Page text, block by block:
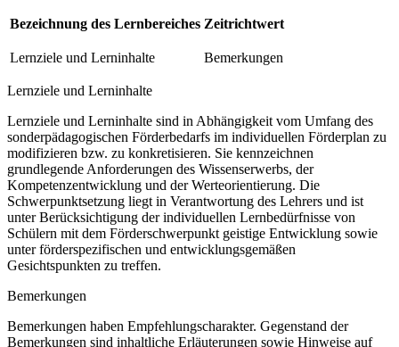
Bezeichnung des Lernbereiches Zeitrichtwert
Lernziele und Lerninhalte Bemerkungen
Lernziele und Lerninhalte
Lernziele und Lerninhalte sind in Abhängigkeit vom Umfang des
sonderpädagogischen Förderbedarfs im individuellen Förderplan zu
modifizieren bzw. zu konkretisieren. Sie kennzeichnen
grundlegende Anforderungen des Wissenserwerbs, der
Kompetenzentwicklung und der Werteorientierung. Die
Schwerpunktsetzung liegt in Verantwortung des Lehrers und ist
unter Berücksichtigung der individuellen Lernbedürfnisse von
Schülern mit dem Förderschwerpunkt geistige Entwicklung sowie
unter förderspezifischen und entwicklungsgemäßen
Gesichtspunkten zu treffen.
Bemerkungen
Bemerkungen haben Empfehlungscharakter. Gegenstand der
Bemerkungen sind inhaltliche Erläuterungen sowie Hinweise auf